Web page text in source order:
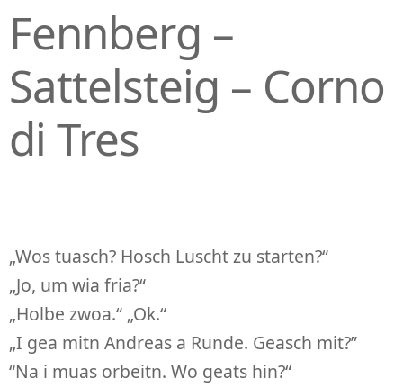
Fennberg –
Sattelsteig – Corno
di Tres
„Wos tuasch? Hosch Luscht zu starten?“
„Jo, um wia fria?“
„Holbe zwoa.“ „Ok.“
„I gea mitn Andreas a Runde. Geasch mit?”
“Na i muas orbeitn. Wo geats hin?“